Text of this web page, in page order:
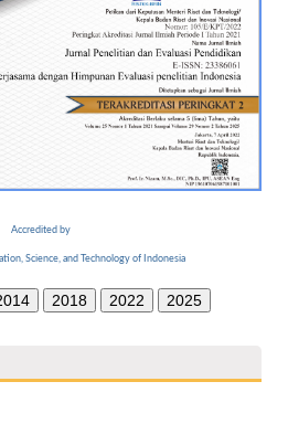
Accredited by
Science, and Technology of Indonesia
2018 2022 2025